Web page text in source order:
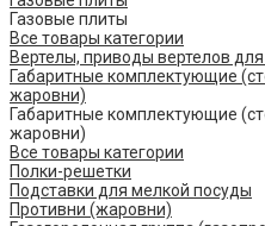
Газовые плиты
Все товары категории
Вертелы, приводы вертелов
Габаритные комплектующие
жаровни)
Габаритные комплектующие
жаровни)
Все товары категории
Полки-решетки
Подставки для мелкой посуды
Противни (жаровни)